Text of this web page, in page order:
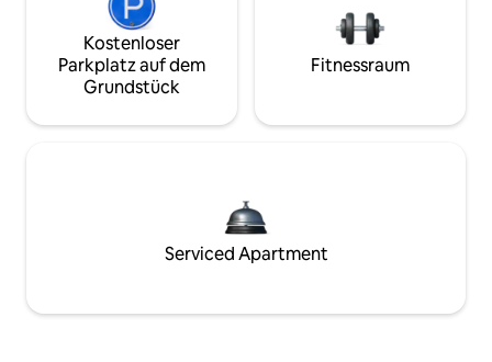
Kostenloser
Parkplatz auf dem
Grundstück
Fitnessraum
Serviced Apartment